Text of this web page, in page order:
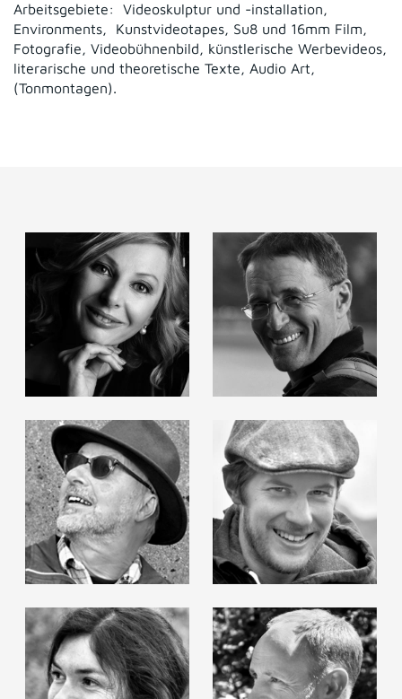
Arbeitsgebiete: Videoskulptur und -installation,
Environments, Kunstvideotapes, Su8 und 16mm Film,
Fotografie, Videobühnenbild, künstlerische Werbevideos,
literarische und theoretische Texte, Audio Art,
(Tonmontagen).
Gudrun Bielz Roland Haas
Hubert Lampert Markus Oberndorfer